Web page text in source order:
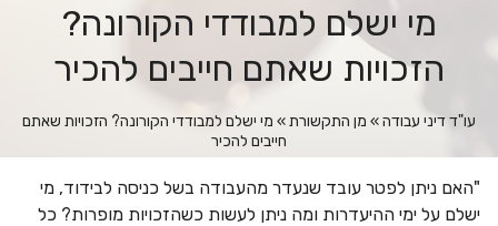
מי ישלם למבודדי הקורונה?
הזכויות שאתם חייבים להכיר
עו"ד דיני עבודה» מן התקשורת» מי ישלם למבודדי הקורונה? הזכויות שאתם
חייבים להכיר
"האם ניתן לפטר עובד שנעדר מהעבודה בשל כניסה לבידוד, מי
ישלם על ימי ההיעדרות ומה ניתן לעשות כשהזכויות מופרות? כל